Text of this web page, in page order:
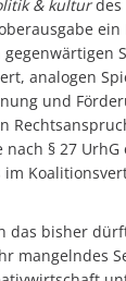
& kulturdes
analogen
und
§ 27
im
das bisher
mangelndes